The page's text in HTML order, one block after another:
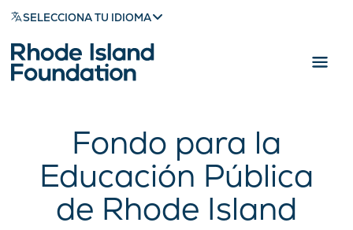
SELECCIONA TU IDIOMA
Fondo para la
Educación Pública
de Rhode Island